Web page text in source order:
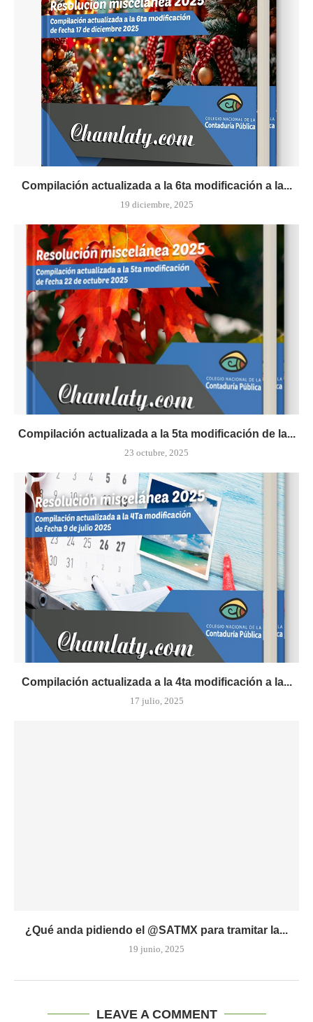
Compilación actualizada a la 6ta modificación a la...
19 diciembre, 2025
Compilación actualizada a la 5ta modificación de la...
23 octubre, 2025
Compilación actualizada a la 4ta modificación a la...
17 julio, 2025
¿Qué anda pidiendo el @SATMX para tramitar la...
19 junio, 2025
LEAVE A COMMENT